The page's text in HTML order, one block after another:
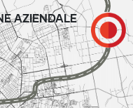
AZIENDALE